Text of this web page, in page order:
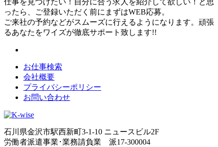
ったら、ご登録いただく前にまずはWEB応募。
ご来社の予約などがスムーズに行えるようになります。頑張
るあなたをワイズが徹底サポート致します!!
お仕事検索
会社概要
プライバシーポリシー
お問い合わせ
石川県金沢市駅西新町3-1-10 ニュースビル2F
労働者派遣事業･業務請負業 派17-300004